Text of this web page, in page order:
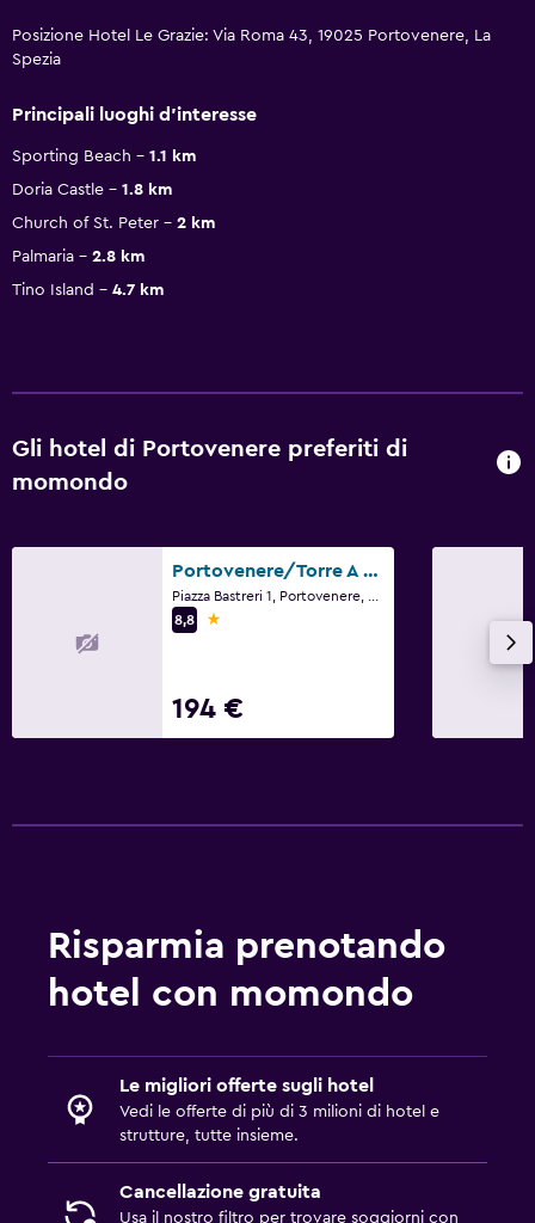
Posizione Hotel Le Grazie: Via Roma 43, 19025 Portovenere, La
Spezia
Principali luoghi d'interesse
Sporting Beach
1.1 km
Doria Castle
1.8 km
Church of St. Peter
2 km
Palmaria
2.8 km
Tino Island
4.7 km
Gli hotel di Portovenere preferiti di
momondo
Portovenere/Torre A Mare Porto Venere
8,8
1 stella
194 €
Risparmia prenotando
hotel con momondo
Le migliori offerte sugli hotel
Vedi le offerte di più di 3 milioni di hotel e
strutture, tutte insieme.
Cancellazione gratuita
Usa il nostro filtro per trovare soggiorni con